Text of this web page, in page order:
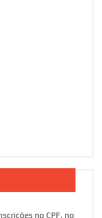
no CPF, no